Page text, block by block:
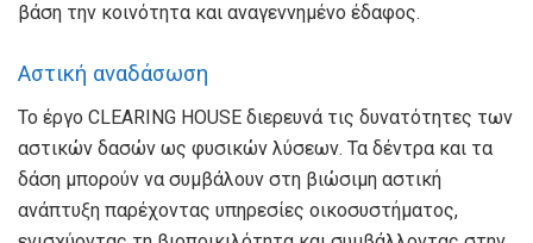
βάση την κοινότητα και αναγεννημένο έδαφος.
Αστική αναδάσωση
Το έργο CLEARING HOUSE διερευνά τις δυνατότητες των
αστικών δασών ως φυσικών λύσεων. Τα δέντρα και τα
δάση μπορούν να συμβάλουν στη βιώσιμη αστική
ανάπτυξη παρέχοντας υπηρεσίες οικοσυστήματος,